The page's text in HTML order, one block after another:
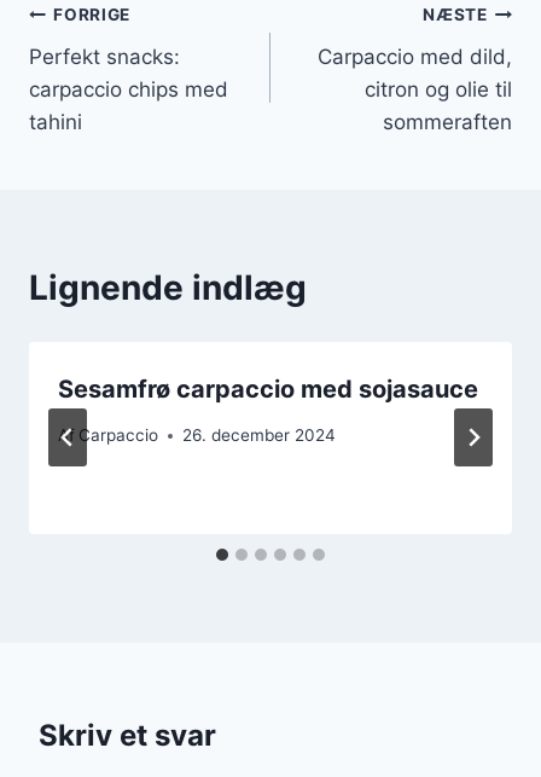
Indlægsnavigation
FORRIGE
Perfekt snacks:
carpaccio chips med
tahini
NÆSTE
Carpaccio med dild,
citron og olie til
sommeraften
Lignende indlæg
Sesamfrø carpaccio med sojasauce
Af Carpaccio 26. december 2024
Skriv et svar